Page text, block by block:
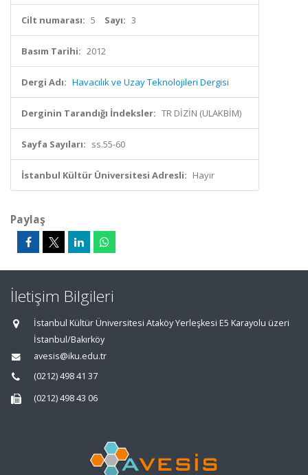
Cilt numarası: 5 Sayı: 3
Basım Tarihi: 2012
Dergi Adı: Havacılık ve Uzay Teknolojileri Dergisi
Derginin Tarandığı İndeksler: TR DİZİN (ULAKBİM)
Sayfa Sayıları: ss.55-60
İstanbul Kültür Üniversitesi Adresli: Hayır
Paylaş
İletişim Bilgileri
İstanbul Kültür Üniversitesi Ataköy Yerleşkesi E5 Karayolu üzeri
İstanbul/Bakırköy
avesis@iku.edu.tr
(0212) 498 41 37
(0212) 498 43 06